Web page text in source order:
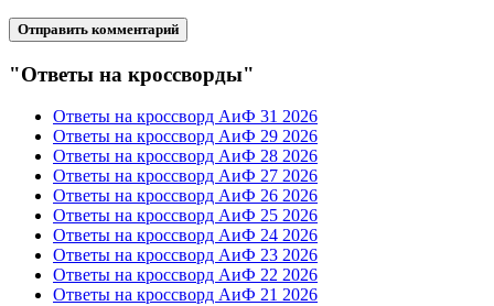
"Ответы на кроссворды"
Ответы на кроссворд АиФ 31 2026
Ответы на кроссворд АиФ 29 2026
Ответы на кроссворд АиФ 28 2026
Ответы на кроссворд АиФ 27 2026
Ответы на кроссворд АиФ 26 2026
Ответы на кроссворд АиФ 25 2026
Ответы на кроссворд АиФ 24 2026
Ответы на кроссворд АиФ 23 2026
Ответы на кроссворд АиФ 22 2026
Ответы на кроссворд АиФ 21 2026